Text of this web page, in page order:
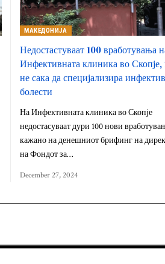
МАКЕДОНИЈА
Недостастуваат 100 вработувања
Инфективната клиника во Скопје,
не сака да специјализира
болести
На Инфективната клиника во Скопје
недостасуваат дури 100 нови
кажано на денешниот брифинг на
на Фондот за…
December 27, 2024